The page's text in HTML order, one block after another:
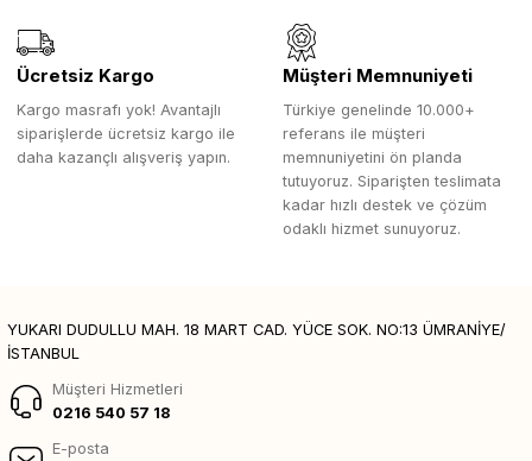
Ücretsiz Kargo
Kargo masrafı yok! Avantajlı
siparişlerde ücretsiz kargo ile
daha kazançlı alışveriş yapın.
Müşteri Memnuniyeti
Türkiye genelinde 10.000+
referans ile müşteri
memnuniyetini ön planda
tutuyoruz. Siparişten teslimata
kadar hızlı destek ve çözüm
odaklı hizmet sunuyoruz.
YUKARI DUDULLU MAH. 18 MART CAD. YÜCE SOK. NO:13 ÜMRANİYE/
İSTANBUL
Müşteri Hizmetleri
0216 540 57 18
E-posta